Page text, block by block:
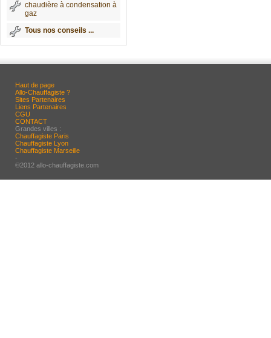
chaudière à condensation à
gaz
Tous nos conseils ...
Haut de page
Allo-Chauffagiste ?
Sites Partenaires
Liens Partenaires
CGU
CONTACT
Grandes villes :
Chauffagiste Paris
Chauffagiste Lyon
Chauffagiste Marseille
-
©2012 allo-chauffagiste.com